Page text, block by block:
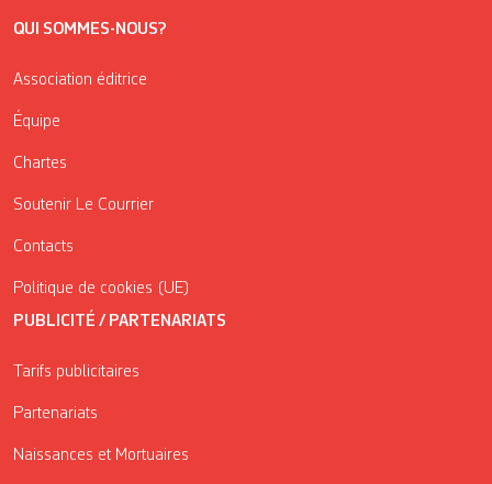
QUI SOMMES-NOUS?
Association éditrice
Équipe
Chartes
Soutenir Le Courrier
Contacts
Politique de cookies (UE)
PUBLICITÉ / PARTENARIATS
Tarifs publicitaires
Partenariats
Naissances et Mortuaires